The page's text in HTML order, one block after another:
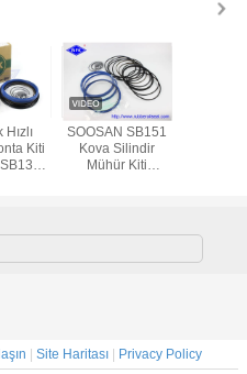
Kiti
SOOSAN SB151
Kova Silindir
Mühür Kiti
| Site Haritası | Privacy Policy